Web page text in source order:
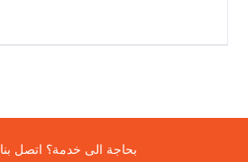
© حقوق النشر 2026. جميع الحقوق محفوظة.
بحاجة الى خدمة؟ اتصل بنا